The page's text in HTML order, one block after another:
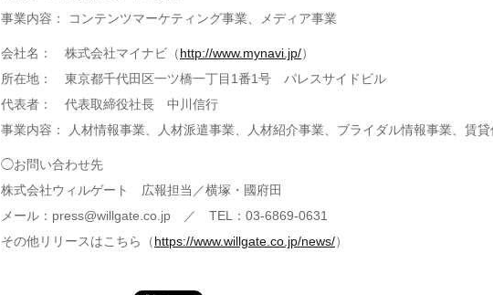
事業内容： コンテンツマーケティング事業、メディア事業
会社名： 株式会社マイナビ（http://www.mynavi.jp/）
所在地： 東京都千代田区一ツ橋一丁目1番1号 パレスサイドビル
代表者： 代表取締役社長 中川信行
事業内容： 人材情報事業、人材派遣事業、人材紹介事業、ブライダル情報事業、賃
◯お問い合わせ先
株式会社ウィルゲート 広報担当／横塚・國府田
メール：press@willgate.co.jp ／ TEL：03-6869-0631
その他リリースはこちら（https://www.willgate.co.jp/news/）